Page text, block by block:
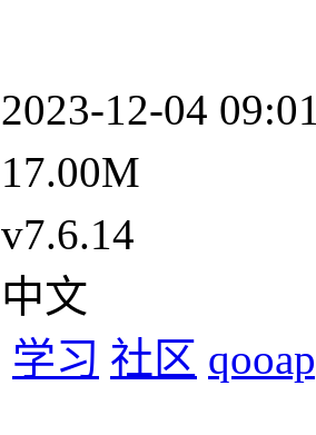
2023-12-04
17.00M
v7.6.14
中文
学习 社区